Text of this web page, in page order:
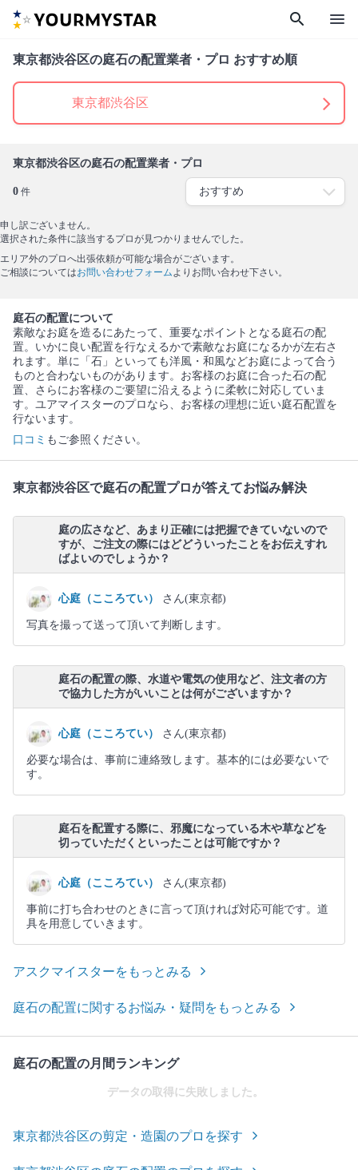
search menu
東京都渋谷区の庭石の配置業者・プロ おすすめ順
東京都渋谷区
東京都渋谷区の庭石の配置業者・プロ
0 件
申し訳ございません。
選択された条件に該当するプロが見つかりませんでした。
エリア外のプロへ出張依頼が可能な場合がございます。
ご相談についてはお問い合わせフォームよりお問い合わせ下さい。
庭石の配置について
素敵なお庭を造るにあたって、重要なポイントとなる庭石の配
置。いかに良い配置を行なえるかで素敵なお庭になるかが左右さ
れます。単に「石」といっても洋風・和風などお庭によって合う
ものと合わないものがあります。お客様のお庭に合った石の配
置、さらにお客様のご要望に沿えるように柔軟に対応していま
す。ユアマイスターのプロなら、お客様の理想に近い庭石配置を
行ないます。
口コミ もご参照ください。
東京都渋谷区で庭石の配置プロが答えてお悩み解決
庭の広さなど、あまり正確には把握できていないので
すが、ご注文の際にはどどういったことをお伝えすれ
ばよいのでしょうか？
心庭（こころてい） さん(東京都)
写真を撮って送って頂いて判断します。
庭石の配置の際、水道や電気の使用など、注文者の方
で協力した方がいいことは何がございますか？
心庭（こころてい） さん(東京都)
必要な場合は、事前に連絡致します。基本的には必要ないで
す。
庭石を配置する際に、邪魔になっている木や草などを
切っていただくといったことは可能ですか？
心庭（こころてい） さん(東京都)
事前に打ち合わせのときに言って頂ければ対応可能です。道
具を用意していきます。
アスクマイスターをもっとみる
庭石の配置に関するお悩み・疑問をもっとみる
庭石の配置の月間ランキング
データの取得に失敗しました。
東京都渋谷区の剪定・造園のプロを探す